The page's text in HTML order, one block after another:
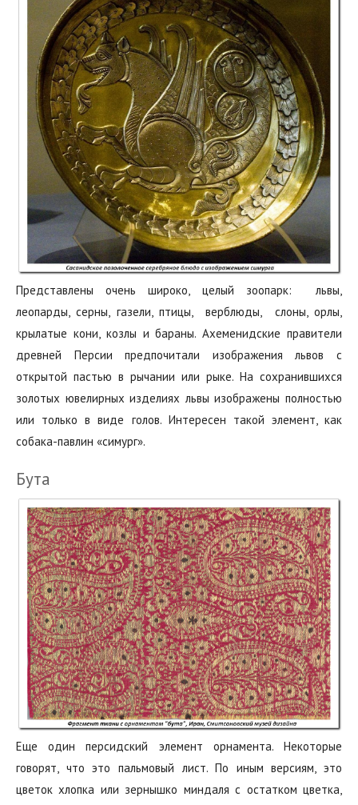
Представлены очень широко, целый зоопарк: ‭ ‬львы,‭
‬леопарды,‭ ‬серны,‭ ‬газели,‭ ‬птицы,‭ ‬ ‬верблюды,‭ ‬ слоны, орлы,
крылатые кони, козлы и бараны. Ахеменидские правители
древней Персии предпочитали изображения львов с
открытой пастью в рычании или рыке. На сохранившихся
золотых ювелирных изделиях львы изображены полностью
или только в виде голов. Интересен такой элемент, как
собака-павлин «симург».
Бута‬
Еще‭ ‬один‭ ‬персидский‭ ‬элемент орнамента. Некоторые
говорят, что это‭ ‬пальмовый‭ ‬лист.‭ ‬По‭ ‬иным ‬версиям‭, ‬это‭
‬цветок‭ ‬хлопка‭ ‬или‭ ‬зернышко‭ ‬миндаля‭ ‬с‭ ‬остатком‭ ‬цветка,‭